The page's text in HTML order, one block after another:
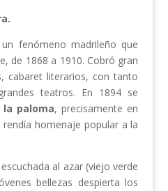
fenómeno madrileño que
de 1868 a 1910. Cobró gran
cabaret literarios, con tanto
teatros. En 1894 se
paloma, precisamente en
homenaje popular a la
al azar (viejo verde
bellezas despierta los